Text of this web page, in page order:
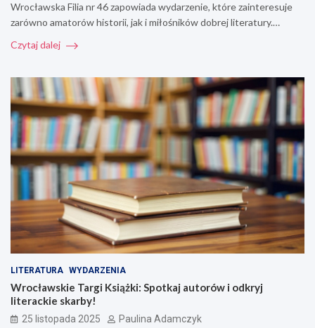
Wrocławska Filia nr 46 zapowiada wydarzenie, które zainteresuje
zarówno amatorów historii, jak i miłośników dobrej literatury.…
Czytaj dalej
LITERATURA WYDARZENIA
Wrocławskie Targi Książki: Spotkaj autorów i odkryj
literackie skarby!
25 listopada 2025 Paulina Adamczyk